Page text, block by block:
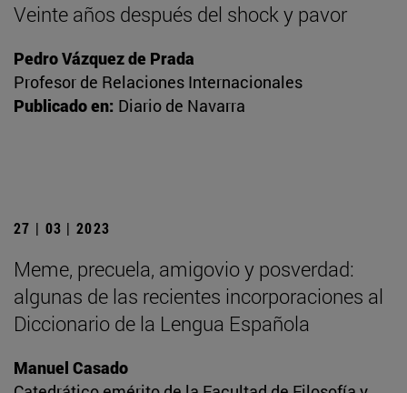
Veinte años después del shock y pavor
Pedro Vázquez de Prada
Profesor de Relaciones Internacionales
Publicado en: Diario de Navarra
27 | 03 | 2023
Meme, precuela, amigovio y posverdad:
algunas de las recientes incorporaciones al
Diccionario de la Lengua Española
Manuel Casado